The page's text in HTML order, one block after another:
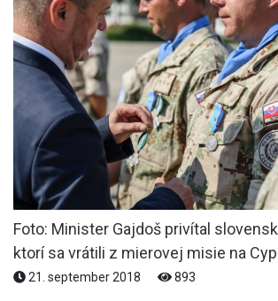
Foto: Minister Gajdoš privítal
ktorí sa vrátili z mierovej misie na
21. september 2018 893